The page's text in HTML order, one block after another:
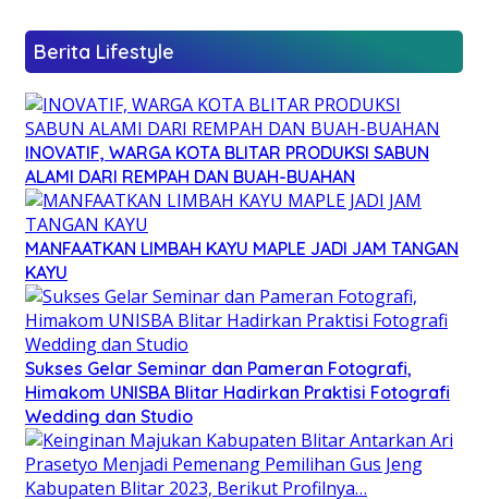
Berita Lifestyle
INOVATIF, WARGA KOTA BLITAR PRODUKSI SABUN
ALAMI DARI REMPAH DAN BUAH-BUAHAN
MANFAATKAN LIMBAH KAYU MAPLE JADI JAM TANGAN
KAYU
Sukses Gelar Seminar dan Pameran Fotografi,
Himakom UNISBA Blitar Hadirkan Praktisi Fotografi
Wedding dan Studio